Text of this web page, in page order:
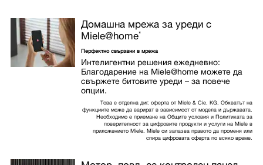
Домашна мрежа за уреди с
Miele@home*
Перфектно свързани в мрежа
Интелигентни решения ежедневно:
Благодарение на Miele@home можете да
свържете битовите уреди – за повече
опции.
Това е отделна диг. оферта от Miele & Cie. KG. Обхватът на
функциите може да варират в зависимост от модела и държавата.
Необходимо е приемане на Общите условия и Политиката за
поверителност за цифровите продукти и услуги на Miele в
приложението Miele. Miele си запазва правото да променя или
спира цифровата оферта по всяко време.